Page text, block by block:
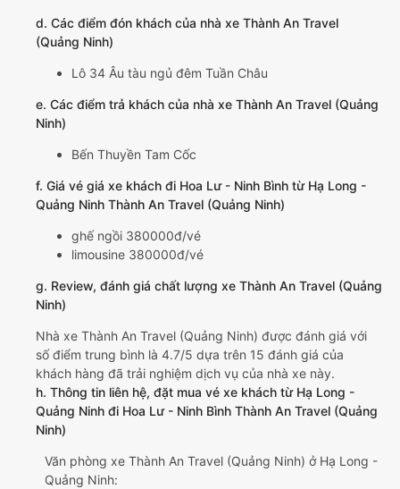
d. Các điểm đón khách của nhà xe Thành An Travel
(Quảng Ninh)
Lô 34 Âu tàu ngủ đêm Tuần Châu
e. Các điểm trả khách của nhà xe Thành An Travel (Quảng
Ninh)
Bến Thuyền Tam Cốc
f. Giá vé giá xe khách đi Hoa Lư - Ninh Bình từ Hạ Long -
Quảng Ninh Thành An Travel (Quảng Ninh)
ghế ngồi 380000đ/vé
limousine 380000đ/vé
g. Review, đánh giá chất lượng xe Thành An Travel (Quảng
Ninh)
Nhà xe Thành An Travel (Quảng Ninh) được đánh giá với
số điểm trung bình là 4.7/5 dựa trên 15 đánh giá của
khách hàng đã trải nghiệm dịch vụ của nhà xe này.
h. Thông tin liên hệ, đặt mua vé xe khách từ Hạ Long -
Quảng Ninh đi Hoa Lư - Ninh Bình Thành An Travel (Quảng
Ninh)
Văn phòng xe Thành An Travel (Quảng Ninh) ở Hạ Long -
Quảng Ninh: